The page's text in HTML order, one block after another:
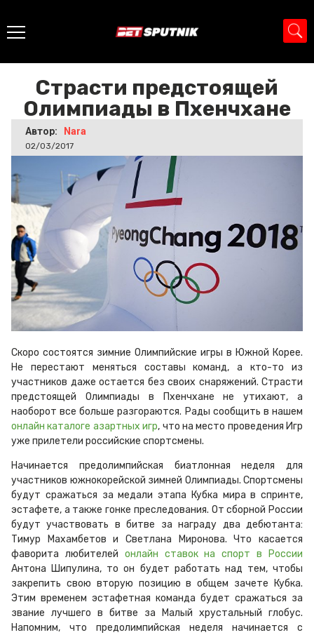
Страсти предстоящей Олимпиады в
Страсти предстоящей
Олимпиады в Пхенчхане
Автор: Nara
02/03/2017
Скоро состоятся зимние Олимпийские игры в Южной Корее.
Не перестают меняться составы команд, а кто-то из
участников даже остается без своих снаряжений. Страсти
предстоящей Олимпиады в Пхенчхане не утихают, а
наоборот все больше разгораются. Рады сообщить в нашем
онлайн каталоге азартных игр, что на место проведения Игр
уже прилетели российские спортсмены.
Начинается предолимпийская биатлонная неделя для
участников южнокорейской зимней Олимпиады. Спортсмены
будут сражаться за медали этапа Кубка мира в спринте,
эстафете, а также гонке преследования. От сборной России
будут участвовать в битве за награду два дебютанта:
Тимур Махамбетов и Светлана Миронова. Что касается
фаворита любителей онлайн ставок на спорт в России
Антона Шипулина, то он будет работать над тем, чтобы
закрепить свою вторую позицию в общем зачете Кубка.
Этим временем эстафетная команда будет сражаться за
звание лучшего в битве за Малый хрустальный глобус.
Напомним, что предолимпийская неделя начинается с